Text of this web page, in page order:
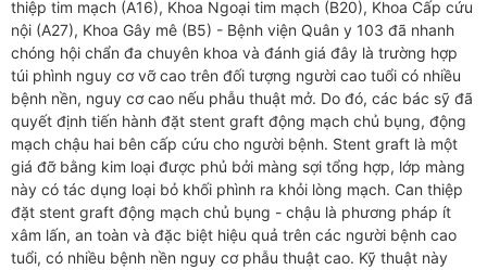
thiệp tim mạch (A16), Khoa Ngoại tim mạch (B20), Khoa Cấp cứu
nội (A27), Khoa Gây mê (B5) - Bệnh viện Quân y 103 đã nhanh
chóng hội chẩn đa chuyên khoa và đánh giá đây là trường hợp
túi phình nguy cơ vỡ cao trên đối tượng người cao tuổi có nhiều
bệnh nền, nguy cơ cao nếu phẫu thuật mở. Do đó, các bác sỹ đã
quyết định tiến hành đặt stent graft động mạch chủ bụng, động
mạch chậu hai bên cấp cứu cho người bệnh. Stent graft là một
giá đỡ bằng kim loại được phủ bởi màng sợi tổng hợp, lớp màng
này có tác dụng loại bỏ khối phình ra khỏi lòng mạch. Can thiệp
đặt stent graft động mạch chủ bụng - chậu là phương pháp ít
xâm lấn, an toàn và đặc biệt hiệu quả trên các người bệnh cao
tuổi, có nhiều bệnh nền nguy cơ phẫu thuật cao. Kỹ thuật này